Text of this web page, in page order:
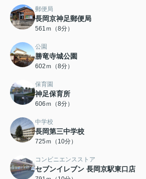
郵便局
長岡京神足郵便局
561ｍ（8分）
公園
勝竜寺城公園
602ｍ（8分）
保育園
神足保育所
606ｍ（8分）
中学校
長岡第三中学校
725ｍ（10分）
コンビニエンスストア
セブンイレブン 長岡京駅東口店